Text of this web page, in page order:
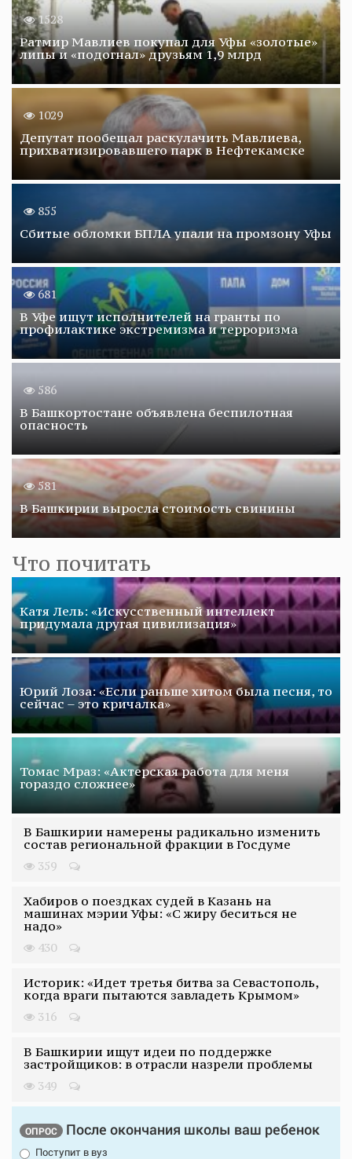
1528
Ратмир Мавлиев покупал для Уфы «золотые»
липы и «подогнал» друзьям 1,9 млрд
1029
Депутат пообещал раскулачить Мавлиева,
прихватизировавшего парк в Нефтекамске
855
Сбитые обломки БПЛА упали на промзону Уфы
681
В Уфе ищут исполнителей на гранты по
профилактике экстремизма и терроризма
586
В Башкортостане объявлена беспилотная
опасность
581
В Башкирии выросла стоимость свинины
Что почитать
Катя Лель: «Искусственный интеллект
придумала другая цивилизация»
Юрий Лоза: «Если раньше хитом была песня, то
сейчас – это кричалка»
Томас Мраз: «Актерская работа для меня
гораздо сложнее»
В Башкирии намерены радикально изменить
состав региональной фракции в Госдуме
359
Хабиров о поездках судей в Казань на
машинах мэрии Уфы: «С жиру беситься не
надо»
430
Историк: «Идет третья битва за Севастополь,
когда враги пытаются завладеть Крымом»
316
В Башкирии ищут идеи по поддержке
застройщиков: в отрасли назрели проблемы
349
ОПРОС После окончания школы ваш ребенок
Поступит в вуз